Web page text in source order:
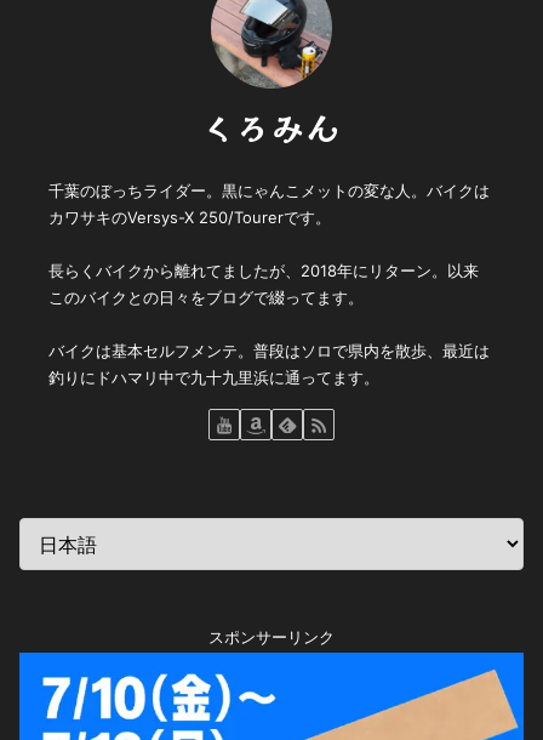
くろみん
千葉のぼっちライダー。黒にゃんこメットの変な人。バイクは
カワサキのVersys-X 250/Tourerです。
長らくバイクから離れてましたが、2018年にリターン。以来
このバイクとの日々をブログで綴ってます。
バイクは基本セルフメンテ。普段はソロで県内を散歩、最近は
釣りにドハマリ中で九十九里浜に通ってます。
スポンサーリンク